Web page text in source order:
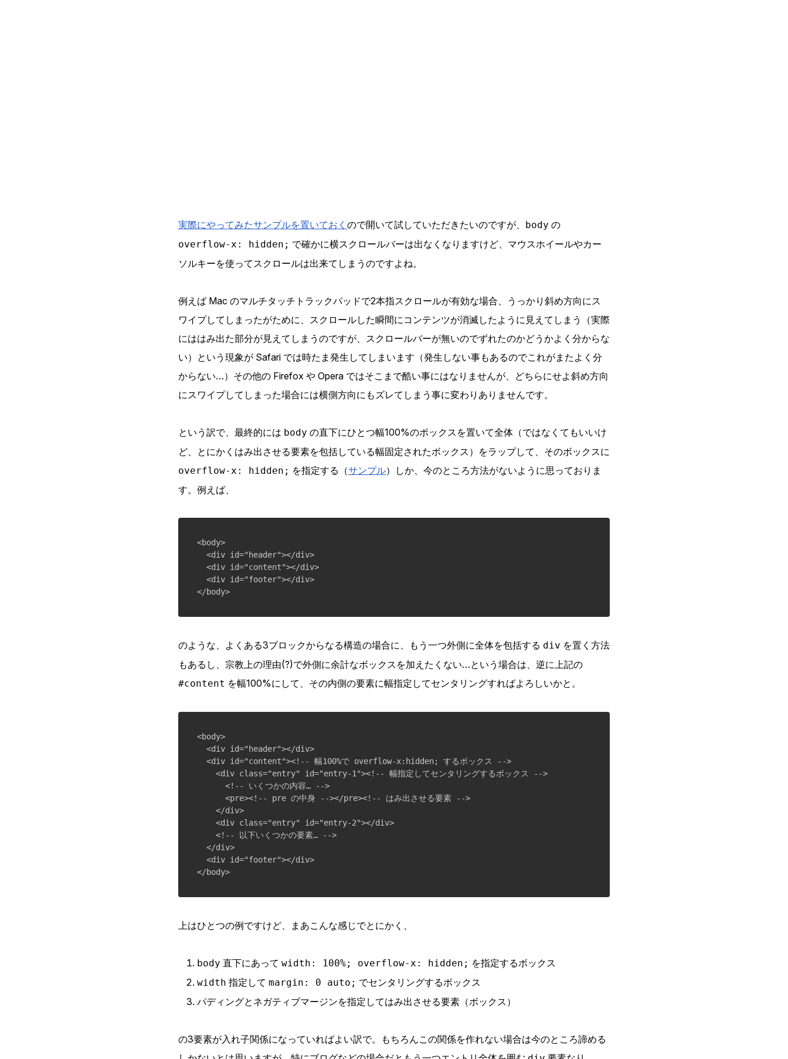
実際にやってみたサンプルを置いておく ので開いて試していただきたいのですが、 body の
overflow-x: hidden; で確かに横スクロールバーは出なくなりますけど、マウスホイールやカー
ソルキーを使ってスクロールは出来てしまうのですよね。
例えば Mac のマルチタッチトラックパッドで2本指スクロールが有効な場合、うっかり斜め方向にス
ワイプしてしまったがために、スクロールした瞬間にコンテンツが消滅したように見えてしまう（実際
にははみ出た部分が見えてしまうのですが、スクロールバーが無いのでずれたのかどうかよく分からな
い）という現象が Safari では時たま発生してしまいます（発生しない事もあるのでこれがまたよく分
からない…）その他の Firefox や Opera ではそこまで酷い事にはなりませんが、どちらにせよ斜め方向
にスワイプしてしまった場合には横側方向にもズレてしまう事に変わりありませんです。
という訳で、最終的には body の直下にひとつ幅100%のボックスを置いて全体（ではなくてもいいけ
ど、とにかくはみ出させる要素を包括している幅固定されたボックス）をラップして、そのボックスに
overflow-x: hidden; を指定する（サンプル）しか、今のところ方法がないように思っておりま
す。例えば、
<body>
  <div id="header"></div>
  <div id="content"></div>
  <div id="footer"></div>
のような、よくある3ブロックからなる構造の場合に、もう一つ外側に全体を包括する div を置く方法
もあるし、宗教上の理由(?)で外側に余計なボックスを加えたくない…という場合は、逆に上記の
#content を幅100%にして、その内側の要素に幅指定してセンタリングすればよろしいかと。
<body>
  <div id="header"></div>
  <div id="content"><!-- 幅100%で overflow-x:hidden; するボックス -->
    <div class="entry" id="entry-1"><!-- 幅指定してセンタリングするボックス -->
      <!-- いくつかの内容… -->
      <pre><!-- pre の中身 --></pre><!-- はみ出させる要素 -->
    </div>
    <div class="entry" id="entry-2"></div>
    <!-- 以下いくつかの要素… -->
  </div>
  <div id="footer"></div>
上はひとつの例ですけど、まあこんな感じでとにかく、
body 直下にあって width: 100%; overflow-x: hidden; を指定するボックス
width 指定して margin: 0 auto; でセンタリングするボックス
パディングとネガティブマージンを指定してはみ出させる要素（ボックス）
の3要素が入れ子関係になっていればよい訳で。もちろんこの関係を作れない場合は今のところ諦める